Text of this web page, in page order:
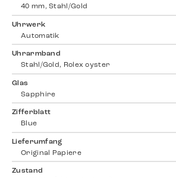
40 mm, Stahl/Gold
Uhrwerk
Automatik
Uhrarmband
Stahl/Gold, Rolex oyster
Glas
Sapphire
Zifferblatt
Blue
Lieferumfang
Original Papiere
Zustand